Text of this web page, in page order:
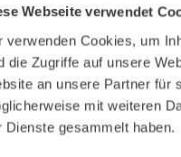
Webseite verwendet
verwenden Cookies, um
die Zugriffe auf unsere
an unsere Partner für
mit weiteren
Dienste gesammelt haben.
Anbieters
nur
Prof. Dr.